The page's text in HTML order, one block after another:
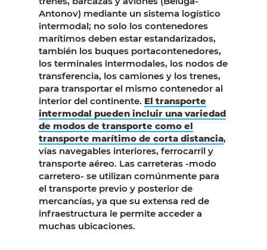
Antonov) mediante un sistema logístico
intermodal; no solo los contenedores
marítimos deben estar estandarizados,
también los buques portacontenedores,
los terminales intermodales, los nodos de
transferencia, los camiones y los trenes,
para transportar el mismo contenedor al
interior del continente. El transporte
intermodal pueden incluir una variedad
de modos de transporte como el
transporte marítimo de corta distancia,
vías navegables interiores, ferrocarril y
transporte aéreo. Las carreteras -modo
carretero- se utilizan comúnmente para
el transporte previo y posterior de
mercancías, ya que su extensa red de
infraestructura le permite acceder a
muchas ubicaciones.